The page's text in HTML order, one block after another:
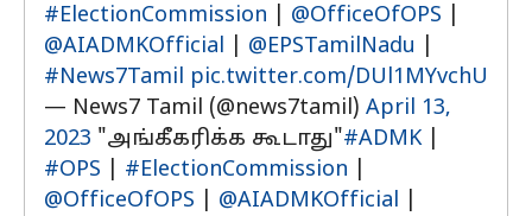
#ElectionCommission
@OfficeOfOPS
@AIADMKOfficial
@EPSTamilNadu
#News7Tamil pic.twitter.com/DUl1MYvchU
— News7 Tamil (@news7tamil) April 13,
2023 "அங்கீகரிக்க கூடாது"#ADMK|
#OPS
#ElectionCommission
@OfficeOfOPS
@AIADMKOfficial